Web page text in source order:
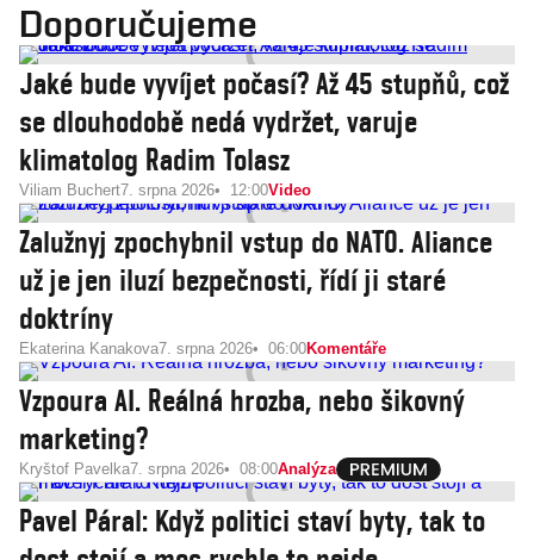
Doporučujeme
Jaké bude vyvíjet počasí? Až 45 stupňů, což
se dlouhodobě nedá vydržet, varuje
klimatolog Radim Tolasz
Viliam Buchert7. srpna 2026 12:00Video
Zalužnyj zpochybnil vstup do NATO. Aliance
už je jen iluzí bezpečnosti, řídí ji staré
doktríny
Ekaterina Kanakova7. srpna 2026 06:00Komentáře
Vzpoura AI. Reálná hrozba, nebo šikovný
marketing?
Kryštof Pavelka7. srpna 2026 08:00Analýza
Pavel Páral: Když politici staví byty, tak to